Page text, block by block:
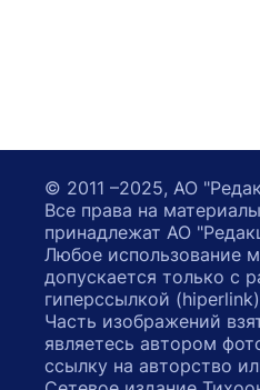
© 2011 –2025, АО
Все права на
принадлежат АО
Любое использование
допускается только с
гиперссылкой
Часть изображений
являетесь автором
ссылку на авторство